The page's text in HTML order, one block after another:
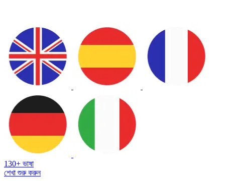
130+ ভাষা
শেখা শুরু করুন